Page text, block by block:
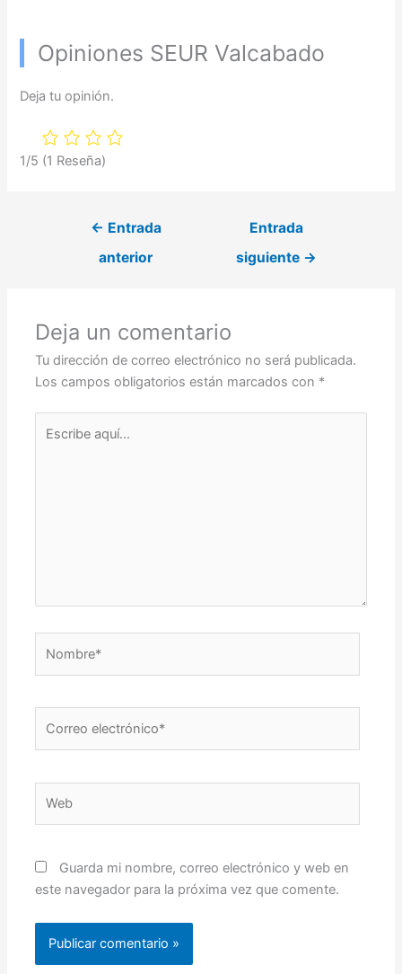
Opiniones SEUR Valcabado
Deja tu opinión.
1/5 (1 Reseña)
← Entrada
anterior
Entrada
siguiente →
Deja un comentario
Tu dirección de correo electrónico no será publicada.
Los campos obligatorios están marcados con *
aquí...
electrónico*
Guarda mi nombre, correo electrónico y web en
este navegador para la próxima vez que comente.